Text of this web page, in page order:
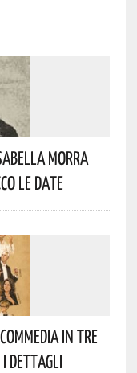
Morra
Le Date
In Tre
I Dettagli